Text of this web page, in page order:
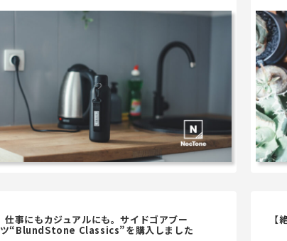
仕事にもカジュアルにも。サイドゴアブー
ツ“BlundStone Classics”を購入しました
【